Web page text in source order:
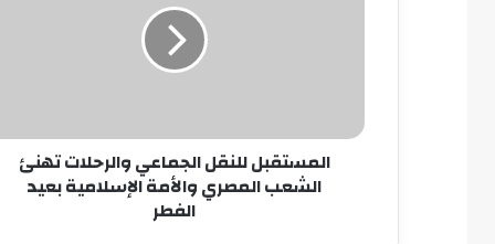
الإسلامية
المستقبل للنقل الجماعي والرحلات تهنئ
الشعب المصري والأمة الإسلامية بعيد
الفطر